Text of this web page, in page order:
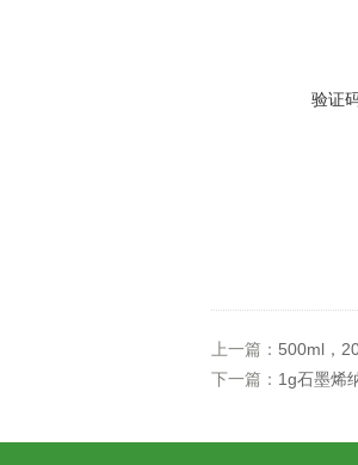
验证
上一篇： 500ml，
下一篇： 1g石墨烯